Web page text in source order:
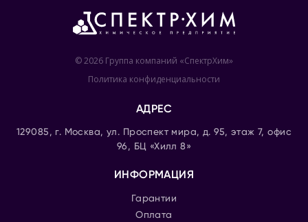
© 2026 Группа компаний «СпектрХим»
Политика конфиденциальности
АДРЕС
129085, г. Москва, ул. Проспект мира, д. 95, этаж 7, офис
96, БЦ «Хилл 8»
ИНФОРМАЦИЯ
Гарантии
Оплата